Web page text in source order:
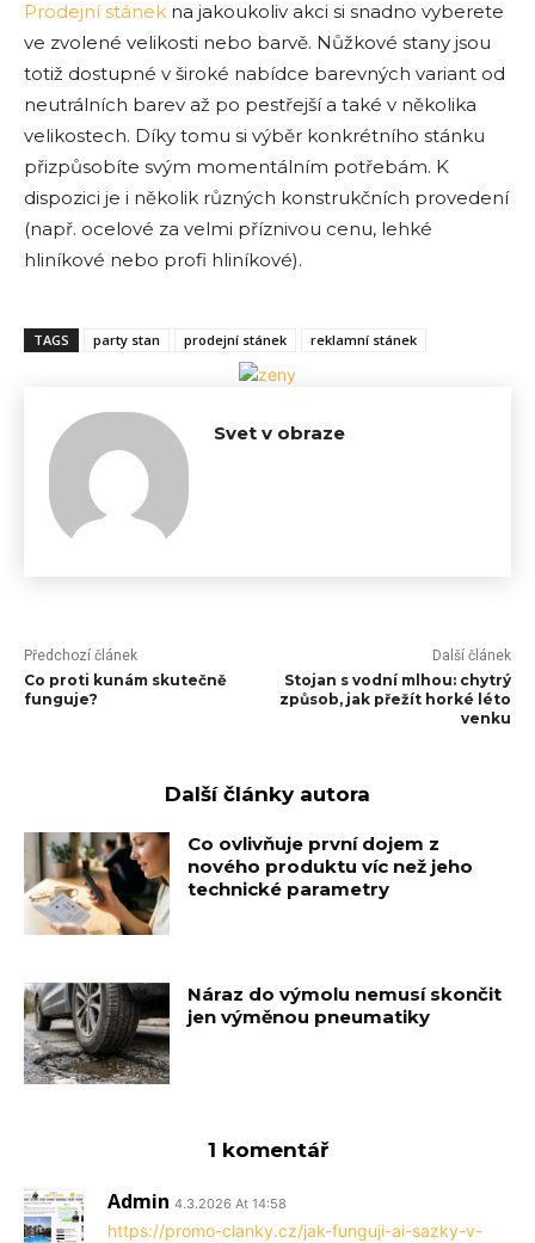
Prodejní stánek na jakoukoliv akci si snadno vyberete
ve zvolené velikosti nebo barvě. Nůžkové stany jsou
totiž dostupné v široké nabídce barevných variant od
neutrálních barev až po pestřejší a také v několika
velikostech. Díky tomu si výběr konkrétního stánku
přizpůsobíte svým momentálním potřebám. K
dispozici je i několik různých konstrukčních provedení
(např. ocelové za velmi příznivou cenu, lehké
hliníkové nebo profi hliníkové).
TAGS party stan prodejní stánek reklamní stánek
Svet v obraze
Předchozí článek
Co proti kunám skutečně
funguje?
Další článek
Stojan s vodní mlhou: chytrý
způsob, jak přežít horké léto
venku
Další články autora
Co ovlivňuje první dojem z
nového produktu víc než jeho
technické parametry
Náraz do výmolu nemusí skončit
jen výměnou pneumatiky
1 komentář
Admin 4.3.2026 At 14:58
https://promo-clanky.cz/jak-funguji-ai-sazky-v-